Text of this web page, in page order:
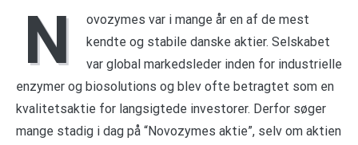
N
ovozymes var i mange år en af de mest
kendte og stabile danske aktier. Selskabet
var global markedsleder inden for industrielle
enzymer og biosolutions og blev ofte betragtet som en
kvalitetsaktie for langsigtede investorer. Derfor søger
mange stadig i dag på “Novozymes aktie”, selv om aktien